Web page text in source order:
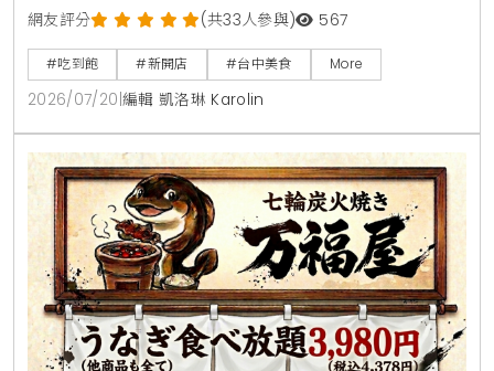
酒館新店型。主打從早午餐，商業午餐到深夜餐酒全時
段供應，平日點早午餐加49元，晚上週末加99元即享
自助沙拉吧，路易莎咖啡無限續。商業午餐240元起，
更提供現烤披薩，各式烤串與超過100款世界微醺飲
品，是台中西屯朋友聚會，看球賽放鬆的寶藏餐廳。
網友評分 (共33人參與) 567
#吃到飽 #新開店 #台中美食 More
2026/07/20 編輯 凱洛琳 Karolin